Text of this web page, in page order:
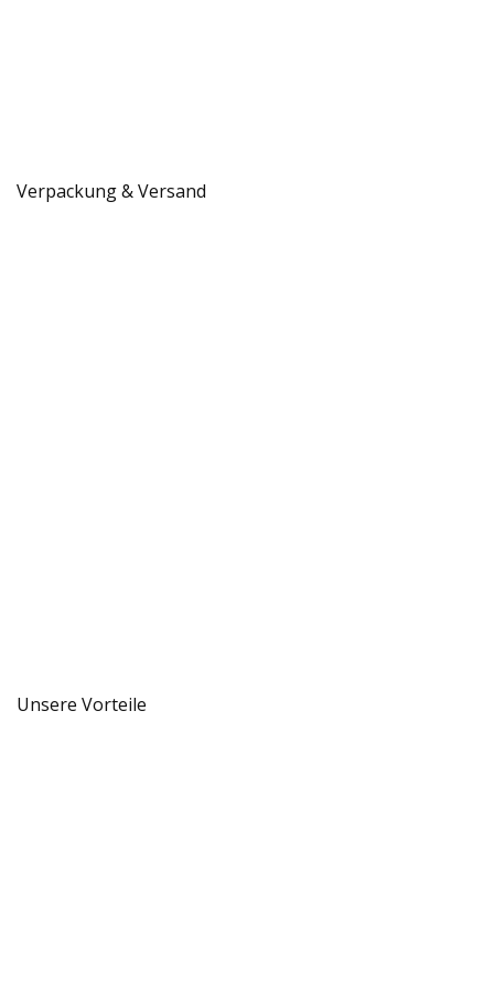
Verpackung & Versand
Unsere Vorteile